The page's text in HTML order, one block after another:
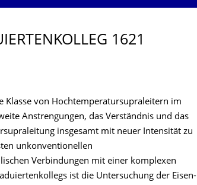
1621
Klasse von Hochtemperatursupraleitern im
Anstrengungen, das Verständnis und das
insgesamt mit neuer Intensität zu
unkonventionellen
Verbindungen mit einer komplexen
ist die Untersuchung der Eisen-